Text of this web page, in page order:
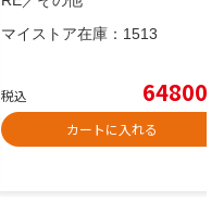
マイストア在庫： 1513
税込 64800
カートに入れる